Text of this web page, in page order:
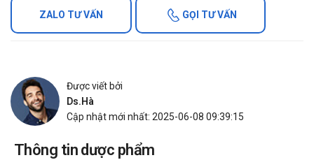
ZALO TƯ VẤN GỌI TƯ VẤN
Được viết bởi
Ds.Hà
Cập nhật mới nhất: 2025-06-08 09:39:15
Thông tin dược phẩm